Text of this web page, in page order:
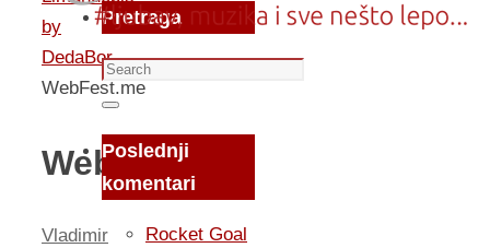
by
DedaBor
WebFest.me
WebFest.me
Vladimir
Pretraga
Search
for:
Search
Poslednji
komentari
Rocket Goal